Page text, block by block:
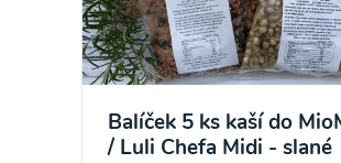
Balíček 5 ks kaší do
/ Luli Chefa Midi - slané